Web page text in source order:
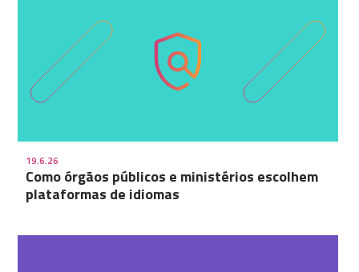
19.6.26
Como órgãos públicos e ministérios escolhem
plataformas de idiomas